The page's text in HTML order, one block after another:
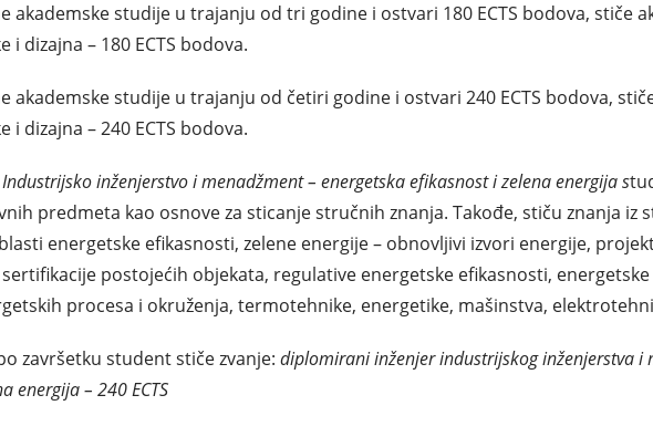
akademske studije u trajanju od tri godine i ostvari 180 ECTS bodova, stiče
dizajna – 180 ECTS bodova.
akademske studije u trajanju od četiri godine i ostvari 240 ECTS bodova,
dizajna – 240 ECTS bodova.
Industrijsko inženjerstvo i menadžment – energetska efikasnost i zelena energija s
predmeta kao osnove za sticanje stručnih znanja. Takođe, stiču znanja iz
energetske efikasnosti, zelene energije – obnovljivi izvori energije,
postojećih objekata, regulative energetske efikasnosti,
procesa i okruženja, termotehnike, energetike, mašinstva,
završetku student stiče zvanje:diplomirani inženjer industrijskog inženjerstva i
energija – 240 ECTS